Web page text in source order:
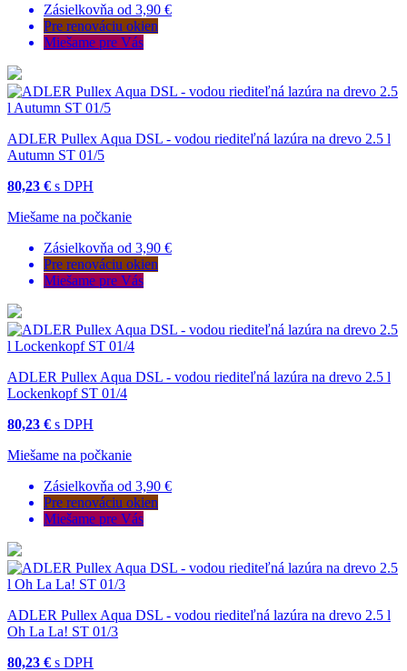
Zásielkovňa od 3,90 €
Pre renováciu okien
Miešame pre Vás
ADLER Pullex Aqua DSL - vodou riediteľná lazúra na drevo 2.5 l
Autumn ST 01/5
80,23 € s DPH
Miešame na počkanie
Zásielkovňa od 3,90 €
Pre renováciu okien
Miešame pre Vás
ADLER Pullex Aqua DSL - vodou riediteľná lazúra na drevo 2.5 l
Lockenkopf ST 01/4
80,23 € s DPH
Miešame na počkanie
Zásielkovňa od 3,90 €
Pre renováciu okien
Miešame pre Vás
ADLER Pullex Aqua DSL - vodou riediteľná lazúra na drevo 2.5 l
Oh La La! ST 01/3
80,23 € s DPH